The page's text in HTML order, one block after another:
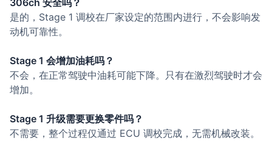
306ch 安全吗？
是的，Stage 1 调校在厂家设定的范围内进行，不会影响发
动机可靠性。
Stage 1 会增加油耗吗？
不会，在正常驾驶中油耗可能下降。只有在激烈驾驶时才会
增加。
Stage 1 升级需要更换零件吗？
不需要，整个过程仅通过 ECU 调校完成，无需机械改装。